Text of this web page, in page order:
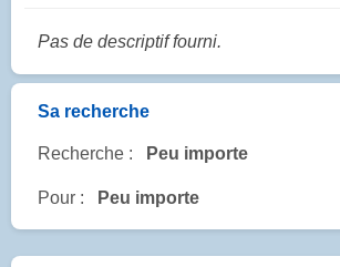
Pas de descriptif fourni.
Sa recherche
Recherche : Peu importe
Pour : Peu importe